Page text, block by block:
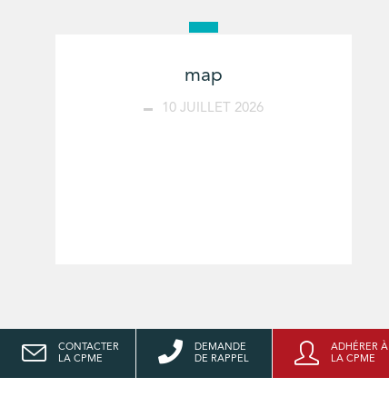
map
10 JUILLET 2026
CONTACTER
LA CPME
DEMANDE
DE RAPPEL
ADHÉRER À
LA CPME